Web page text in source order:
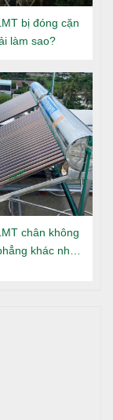
lượng mặt
bị đóng cặn
làm sao?
chân không
khác nhau